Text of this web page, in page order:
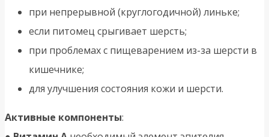
при непрерывной (круглогодичной) линьке;
если питомец срыгивает шерсть;
при проблемах с пищеварением из-за шерсти в
кишечнике;
для улучшения состояния кожи и шерсти.
Активные компоненты: